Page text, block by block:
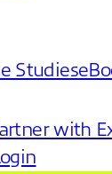
Studies
with